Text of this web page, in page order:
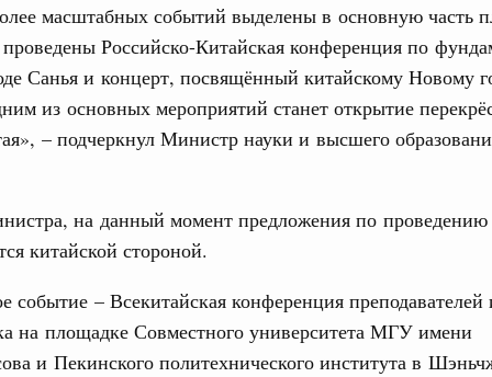
масштабных событий выделены в основную часть
Российско-Китайская конференция по
Санья и концерт, посвящённый китайскому Новому
из основных мероприятий станет открытие
– подчеркнул Министр науки и высшего
на данный момент предложения по
китайской стороной.
событие – Всекитайская конференция преподавателей
на площадке Совместного университета МГУ имени
и Пекинского политехнического института в
объектов федерального значения
для жизни»
участков, ведущих к спортивным
«Инфраструктура для жизни»
и руководитель Росмолодёжи Григорий
проекта «Кольцо открытий»
Интеграция на пространстве СНГ
совета в узком составе
странами (кроме СНГ) на двусторонней основе
Email